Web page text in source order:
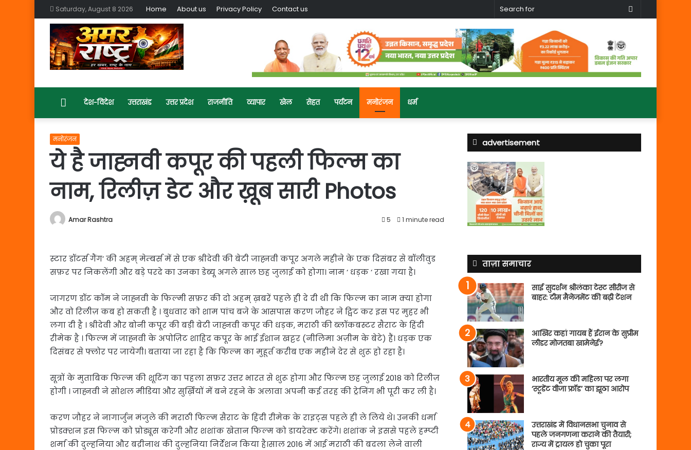
Saturday, August 8 2026 Home About us Privacy Policy Contact us
Search
Homeदेश-विदेश उत्तराखंड उत्तर प्रदेश राजनीति व्यापार खेल सेहत पर्यटन मनोरंजन धर्म
मनोरंजन
ये है जाह्नवी कपूर की पहली फिल्म का
नाम, रिलीज़ डेट और ख़ूब सारी Photos
Amar Rashtra 5 1 minute read
स्टार डॉटर्स गैंग’ की अहम् मेम्बर्स में से एक श्रीदेवी की बेटी जाह्नवी कपूर अगले महीने के एक दिसंबर से बॉलीवुड
सफ़र पर निकलेंगी और बड़े परदे का उनका डेब्यू अगले साल छह जुलाई को होगा। नाम ‘ धड़क ‘ रखा गया है।
जागरण डॉट कॉम ने जाह्नवी के फिल्मी सफ़र की दो अहम् ख़बरें पहले ही दे दी थी कि फिल्म का नाम क्या होगा
और वो रिलीज़ कब हो सकती है । बुधवार को शाम पांच बजे के आसपास करण जौहर ने ट्विट कर इस पर मुहर भी
लगा दी है । श्रीदेवी और बोनी कपूर की बड़ी बेटी जाह्नवी कपूर की धड़क, मराठी की ब्लॉकबस्टर सैराट के हिंदी
रीमेक है । फिल्म में जाह्नवी के अपोज़िट शाहिद कपूर के भाई ईशान खट्टर (नीलिमा अज़ीम के बेटे) हैं। धड़क एक
दिसंबर से फ्लोर पर जायेगी। बताया जा रहा है कि फिल्म का मुहूर्त करीब एक महीने देर से शुरू हो रहा है।
सूत्रों के मुताबिक फिल्म की शूटिंग का पहला सफ़र उत्तर भारत से शुरू होगा और फिल्म छह जुलाई 2018 को रिलीज़
होगी । जाह्नवी ने सोशल मीडिया और सुर्ख़ियों में बने रहने के अलावा अपनी कई तरह की ट्रेनिंग भी पूरी कर ली है।
करण जौहर ने नागार्जुन मंजुले की मराठी फिल्म सैराट के हिंदी रीमेक के राइट्स पहले ही ले लिये थे। उनकी धर्मा
प्रोडक्शन इस फिल्म को प्रोड्यूस करेगी और शशांक खेतान फिल्म को डायरेक्ट करेंगे। शशांक ने इससे पहले हम्प्टी
शर्मा की दुल्हनिया और बद्रीनाथ की दुल्हनिया निर्देशन किया है।साल 2016 में आई मराठी की बदला लेने वाली
advertisement
ताज़ा समाचार
साई सुदर्शन श्रीलंका टेस्ट सीरीज से
बाहर: टीम मैनेजमेंट की बढ़ी टेंशन
आखिर कहां गायब हैं ईरान के सुप्रीम
लीडर मोजतबा खामेनेई?
भारतीय मूल की महिला पर लगा
‘स्टूडेंट वीजा फ्रॉड’ का झूठा आरोप
उत्तराखंड में विधानसभा चुनाव से
पहले जनगणना कराने की तैयारी;
राज्य में ट्रायल हो चुका पूरा